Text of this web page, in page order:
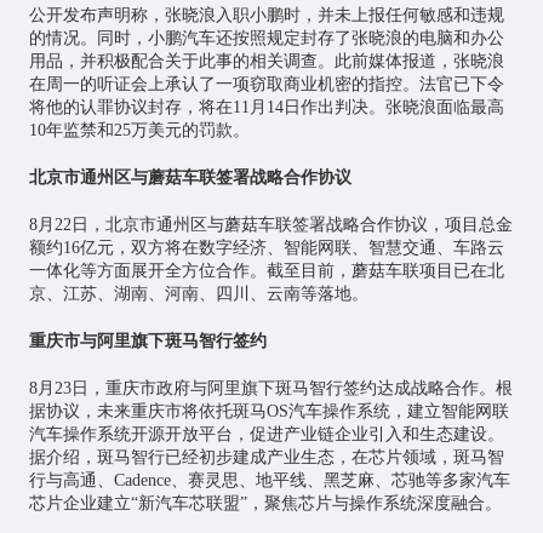
公开发布声明称，张晓浪入职小鹏时，并未上报任何敏感和违规
的情况。同时，小鹏汽车还按照规定封存了张晓浪的电脑和办公
用品，并积极配合关于此事的相关调查。此前媒体报道，张晓浪
在周一的听证会上承认了一项窃取商业机密的指控。法官已下令
将他的认罪协议封存，将在11月14日作出判决。张晓浪面临最高
10年监禁和25万美元的罚款。
北京市通州区与蘑菇车联签署战略合作协议
8月22日，北京市通州区与蘑菇车联签署战略合作协议，项目总金
额约16亿元，双方将在数字经济、智能网联、智慧交通、车路云
一体化等方面展开全方位合作。截至目前，蘑菇车联项目已在北
京、江苏、湖南、河南、四川、云南等落地。
重庆市与阿里旗下斑马智行签约
8月23日，重庆市政府与阿里旗下斑马智行签约达成战略合作。根
据协议，未来重庆市将依托斑马OS汽车操作系统，建立智能网联
汽车操作系统开源开放平台，促进产业链企业引入和生态建设。
据介绍，斑马智行已经初步建成产业生态，在芯片领域，斑马智
行与高通、Cadence、赛灵思、地平线、黑芝麻、芯驰等多家汽车
芯片企业建立“新汽车芯联盟”，聚焦芯片与操作系统深度融合。